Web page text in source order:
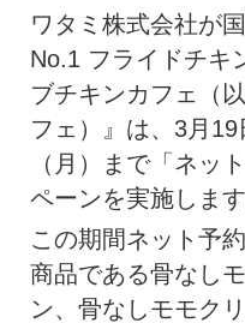
ワタミ株式会社が
No.1 フライドチキ
ブチキンカフェ（
フェ）』は、3月
（月）まで「ネッ
ペーンを実施します
この期間ネット予
商品である骨なし
ン、骨なしモモク